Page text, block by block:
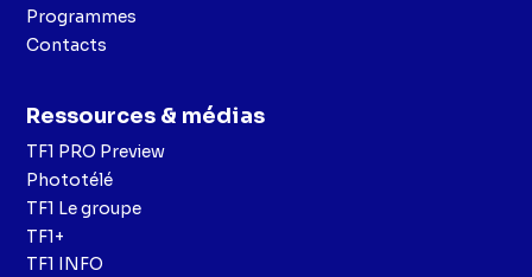
Programmes
Contacts
Ressources & médias
TF1 PRO Preview
Phototélé
TF1 Le groupe
TF1+
TF1 INFO